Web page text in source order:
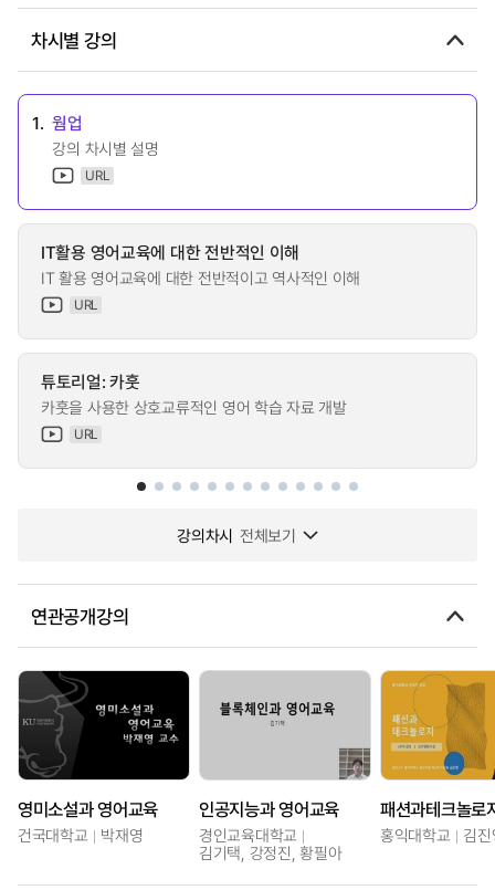
차시별 강의
1. 웜업
강의 차시별 설명
URL
IT활용 영어교육에 대한 전반적인 이해
IT 활용 영어교육에 대한 전반적이고 역사적인 이해
URL
튜토리얼: 카훗
카훗을 사용한 상호교류적인 영어 학습 자료 개발
URL
강의차시 전체보기
연관공개강의
영미소설과 영어교육
건국대학교 박재영
인공지능과 영어교육
경인교육대학교
김기택, 강정진, 황필아
패션과테크놀로
홍익대학교 김